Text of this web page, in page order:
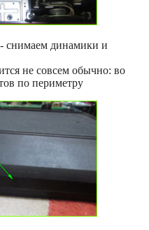
снимаем динамики и
не совсем обычно: во
по периметру